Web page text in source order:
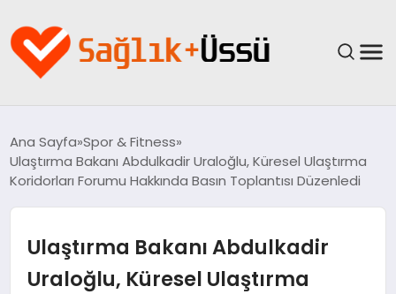
YAŞAM
GÜNCEL
Ana Sayfa Spor & Fitness
Ulaştırma Bakanı Abdulkadir Uraloğlu, Küresel Ulaştırma
Koridorları Forumu Hakkında Basın Toplantısı Düzenledi
Ulaştırma Bakanı Abdulkadir
Uraloğlu, Küresel Ulaştırma